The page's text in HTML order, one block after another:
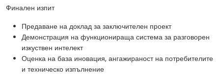
Финален изпит
Предаване на доклад за заключителен проект
Демонстрация на функционираща система за разговорен
изкуствен интелект
Оценка на база иновация, ангажираност на потребителите
и техническо изпълнение